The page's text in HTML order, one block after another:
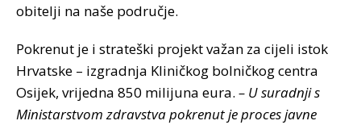
obitelji na naše područje.
Pokrenut je i strateški projekt važan za cijeli istok
Hrvatske – izgradnja Kliničkog bolničkog centra
Osijek, vrijedna 850 milijuna eura. – U suradnji s
Ministarstvom zdravstva pokrenut je proces javne